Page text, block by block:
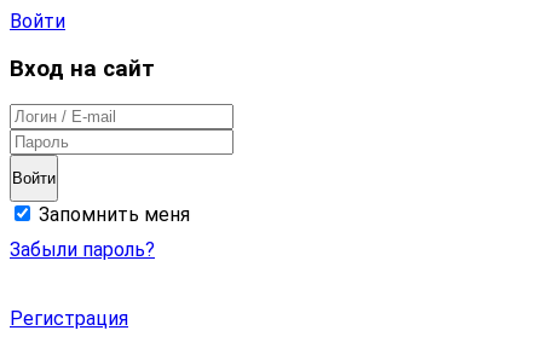
Войти
Вход на сайт
Войти
Запомнить меня
Забыли пароль?
Регистрация